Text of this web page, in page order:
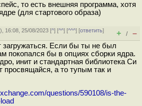
то есть внешняя программа, хотя
(для стартового образа)
), 16:08, 25/08/2023 [^] [^^] [^^^] [ответить]
+ / –
Если бы ты не был
покопался бы в опциях сборки ядра.
инит и стандартная библиотека Си
просвящайся, а то тупым так и
questions/590108/is-the-